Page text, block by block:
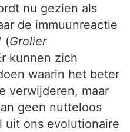
nu gezien als
de immuunreactie
(Grolier
kunnen zich
waarin het beter
verwijderen, maar
geen nutteloos
uit ons evolutionaire